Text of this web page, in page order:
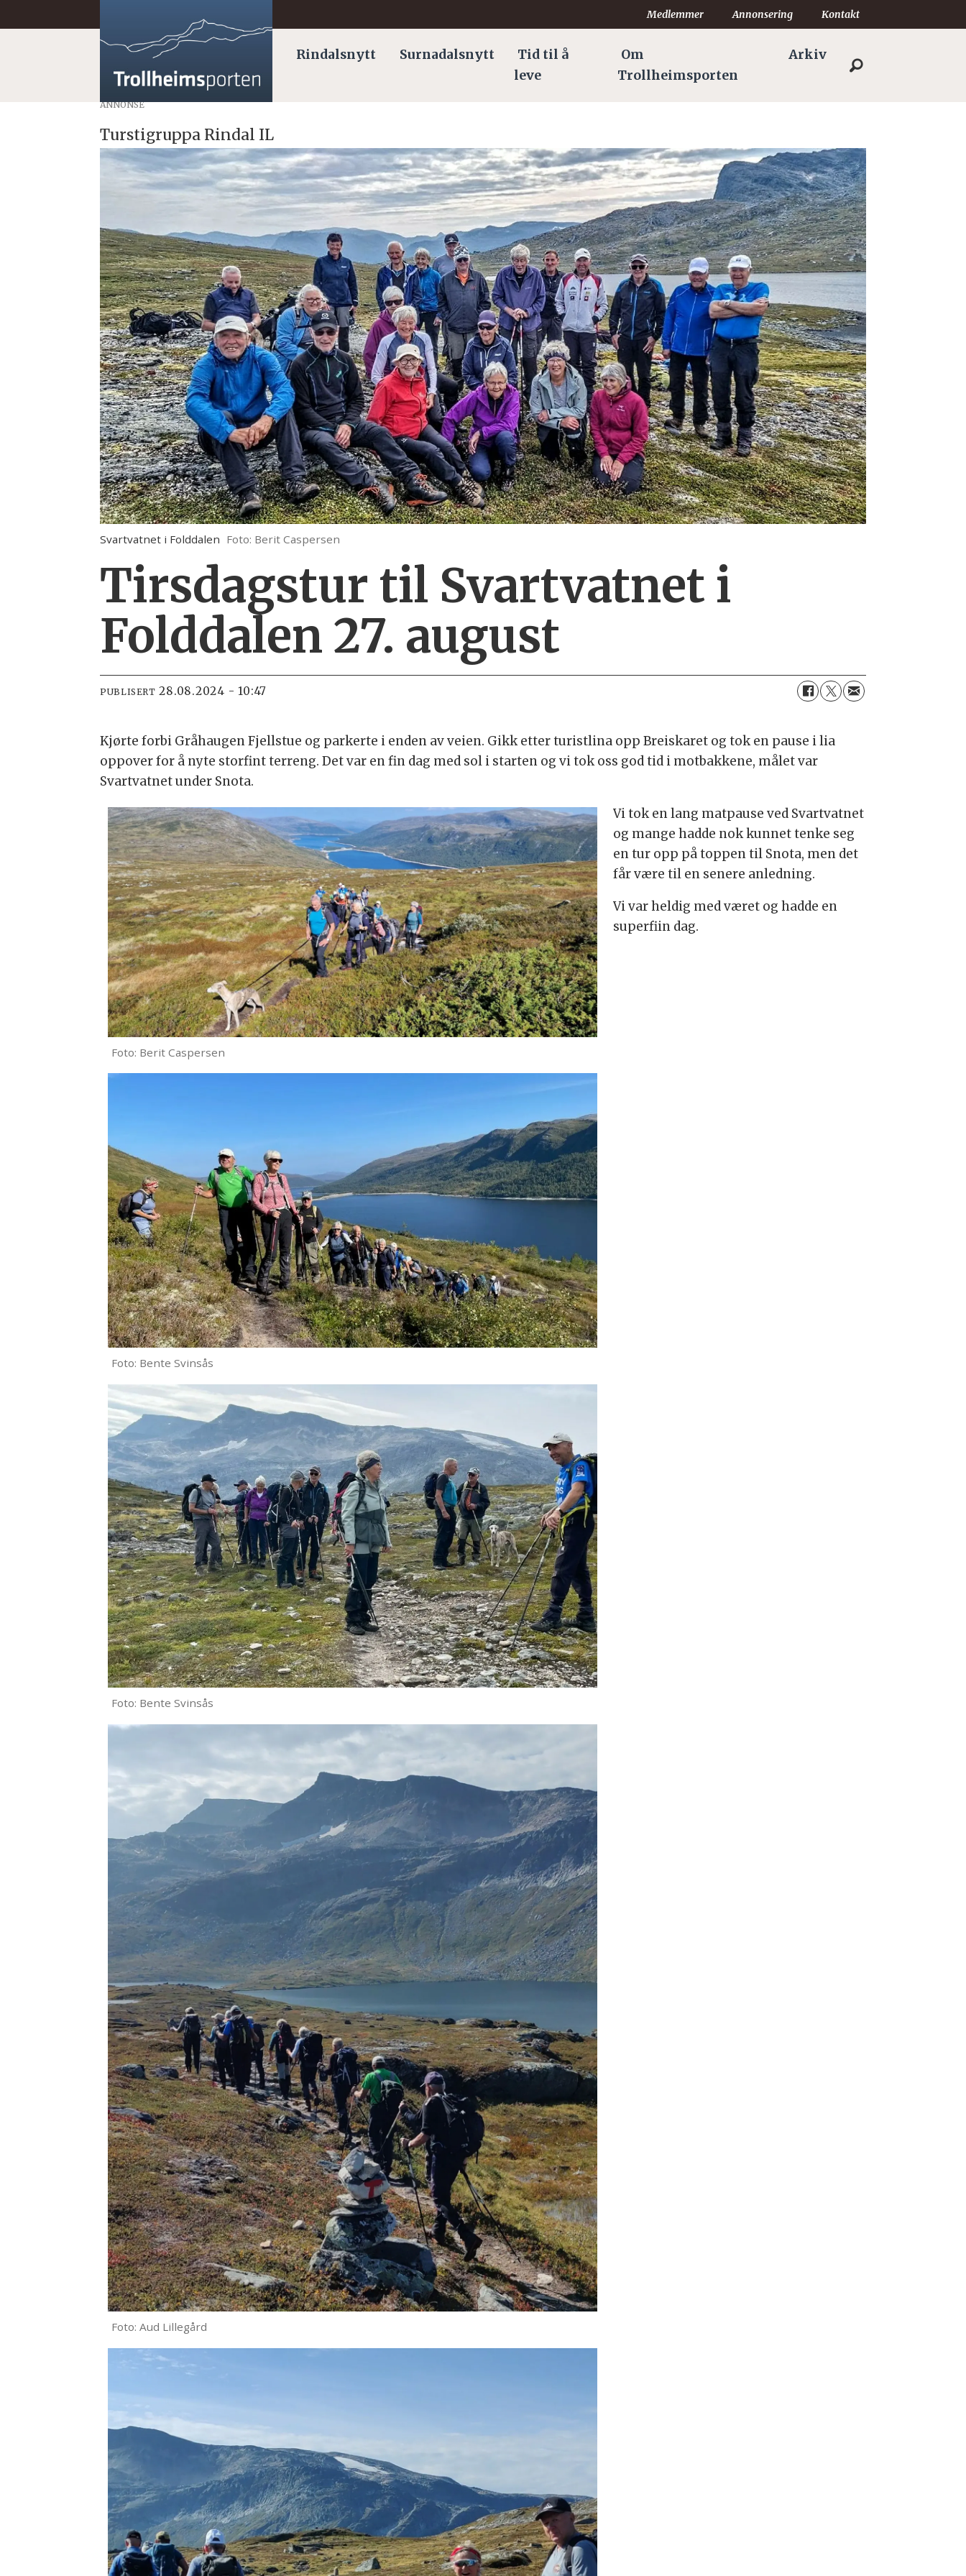
Medlemmer Annonsering Kontakt
Rindalsnytt Surnadalsnytt
Tid til å
leve
Om
Trollheimsporten
Arkiv
ANNONSE
Turstigruppa Rindal IL
Svartvatnet i Folddalen Foto: Berit Caspersen
Tirsdagstur til Svartvatnet i
Folddalen 27. august
PUBLISERT 28.08.2024 - 10:47
Kjørte forbi Gråhaugen Fjellstue og parkerte i enden av veien. Gikk etter turistlina opp Breiskaret og tok en pause i lia
oppover for å nyte storfint terreng. Det var en fin dag med sol i starten og vi tok oss god tid i motbakkene, målet var
Svartvatnet under Snota.
Foto: Berit Caspersen
Foto: Bente Svinsås
Foto: Bente Svinsås
Foto: Aud Lillegård
Vi tok en lang matpause ved Svartvatnet
og mange hadde nok kunnet tenke seg
en tur opp på toppen til Snota, men det
får være til en senere anledning.
Vi var heldig med været og hadde en
superfiin dag.